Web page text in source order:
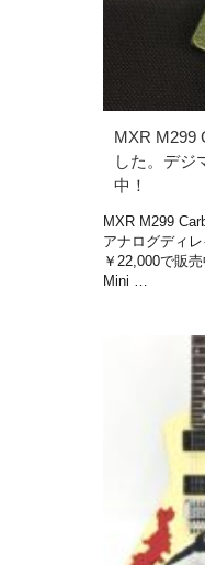
MXR M299
した。デジ
中！
MXR M299
アナログディ
￥22,000で販
Mini …